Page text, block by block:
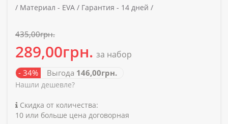
/ Материал - EVA / Гарантия - 14 дней /
435,00грн.
289,00грн. за набор
- 34% Выгода 146,00грн.
Нашли дешевле?
Скидка от количества:
10 или больше цена договорная